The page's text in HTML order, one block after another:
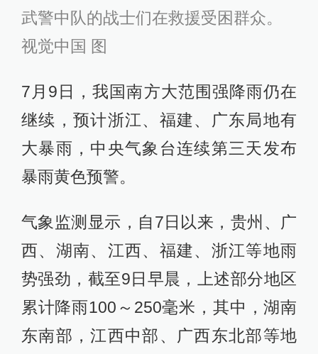
武警中队的战士们在救援受困群众。
视觉中国 图
7月9日，我国南方大范围强降雨仍在
继续，预计浙江、福建、广东局地有
大暴雨，中央气象台连续第三天发布
暴雨黄色预警。
气象监测显示，自7日以来，贵州、广
西、湖南、江西、福建、浙江等地雨
势强劲，截至9日早晨，上述部分地区
累计降雨100～250毫米，其中，湖南
东南部，江西中部、广西东北部等地